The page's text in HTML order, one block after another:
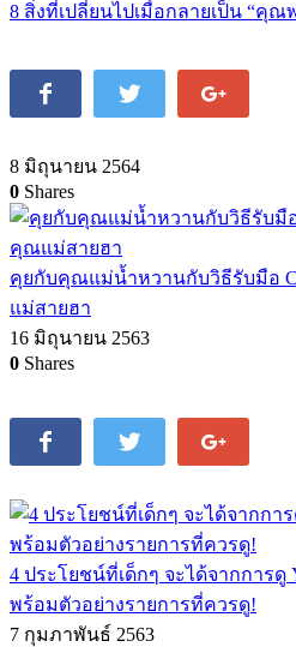
8 สิ่งที่เปลี่ยนไปเมื่อกลายเป็น “คุ
8 มิถุนายน 2564
0 Shares
คุยกับคุณแม่น้ำหวานกับวิธีรับมือ
แม่สายฮา
16 มิถุนายน 2563
0 Shares
4 ประโยชน์ที่เด็กๆ จะได้จากการดู
พร้อมตัวอย่างรายการที่ควรดู!
7 กุมภาพันธ์ 2563